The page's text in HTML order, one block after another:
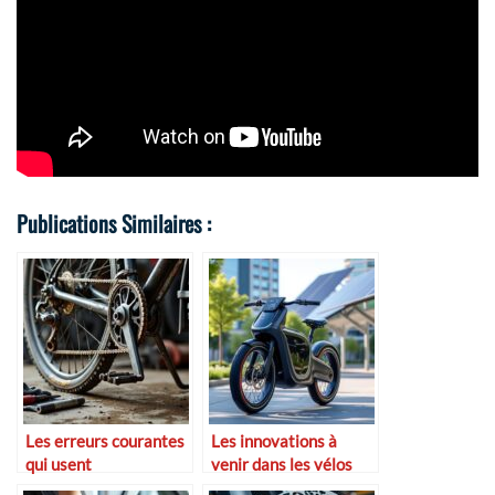
Publications Similaires :
Les erreurs courantes
qui usent
prématurément votre
Les innovations à
venir dans les vélos
électriques